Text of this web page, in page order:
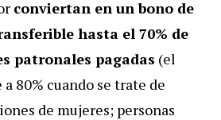
conviertan en un bono de
hasta el 70% de
patronales pagadas (el
80% cuando se trate de
de mujeres; personas